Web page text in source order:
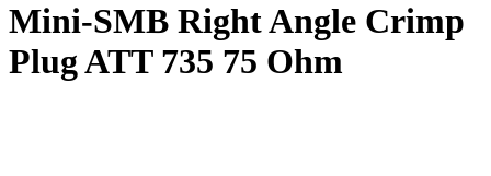
Mini-SMB Right Angle Crimp
Plug ATT 735 75 Ohm